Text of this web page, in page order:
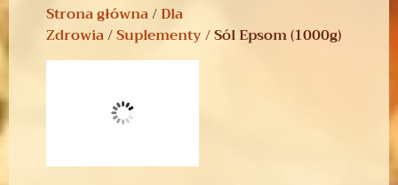
Strona główna/Dla
Zdrowia/Suplementy/ Sól Epsom (1000g)